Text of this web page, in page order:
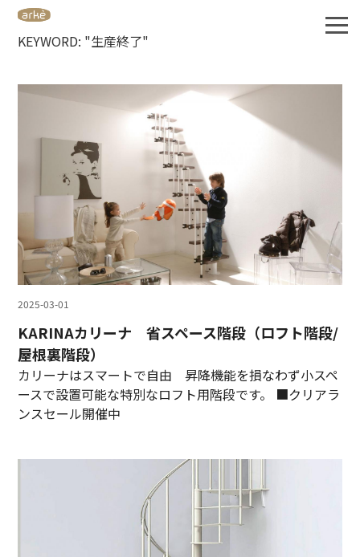
KEYWORD: "生産終了"
2025-03-01
KARINAカリーナ 省スペース階段（ロフト階段/
屋根裏階段）
カリーナはスマートで自由 昇降機能を損なわず小スペ
ースで設置可能な特別なロフト用階段です。 ■クリアラ
ンスセール開催中